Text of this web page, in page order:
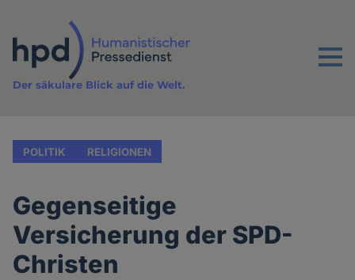
Inhalt
Menu
Der säkulare Blick auf die Welt.
POLITIK RELIGIONEN
Gegenseitige
Versicherung der SPD-
Christen